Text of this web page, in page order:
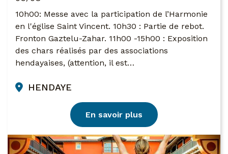
10h00: Messe avec la participation de l’Harmonie
en l'église Saint Vincent. 10h30 : Partie de rebot.
Fronton Gaztelu-Zahar. 11h00 -15h00 : Exposition
des chars réalisés par des associations
hendayaises, (attention, il est…
HENDAYE
En savoir plus